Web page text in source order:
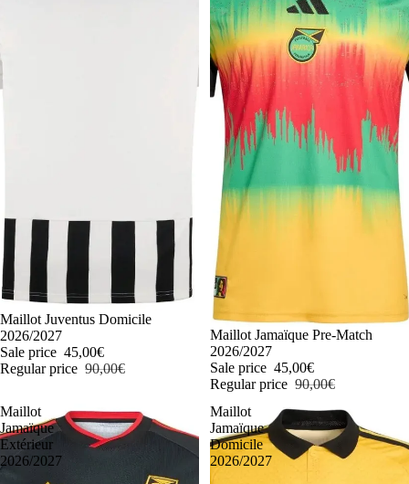
-50%
Maillot Juventus Domicile
2026/2027
Sale price 45,00€
Regular price 90,00€
-50%
Maillot Jamaïque Pre-Match
2026/2027
Sale price 45,00€
Regular price 90,00€
Maillot
Jamaïque
Extérieur
2026/2027
Maillot
Jamaïque
Domicile
2026/2027